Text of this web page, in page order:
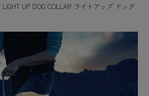
UP DOG COLLAR ライトアップ ドッグ